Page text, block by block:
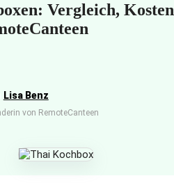
Vergleich,
Lisa Benz
von RemoteCanteen